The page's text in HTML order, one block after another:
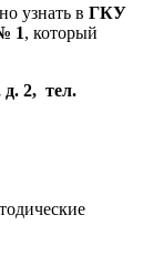
узнать в ГКУ
1, который
д. 2, тел.